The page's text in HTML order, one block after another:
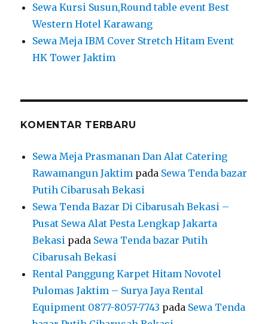
Sewa Kursi Susun,Round table event Best
Western Hotel Karawang
Sewa Meja IBM Cover Stretch Hitam Event
HK Tower Jaktim
KOMENTAR TERBARU
Sewa Meja Prasmanan Dan Alat Catering
Rawamangun Jaktim pada Sewa Tenda bazar
Putih Cibarusah Bekasi
Sewa Tenda Bazar Di Cibarusah Bekasi –
Pusat Sewa Alat Pesta Lengkap Jakarta
Bekasi pada Sewa Tenda bazar Putih
Cibarusah Bekasi
Rental Panggung Karpet Hitam Novotel
Pulomas Jaktim – Surya Jaya Rental
Equipment 0877-8057-7743 pada Sewa Tenda